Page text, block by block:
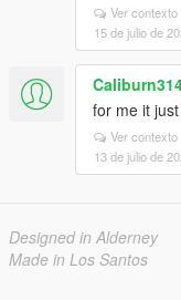
Ver contexto
15 de julio de
for me it
Ver contexto
13 de julio de
Designed in Alderney
Made in Los Santos